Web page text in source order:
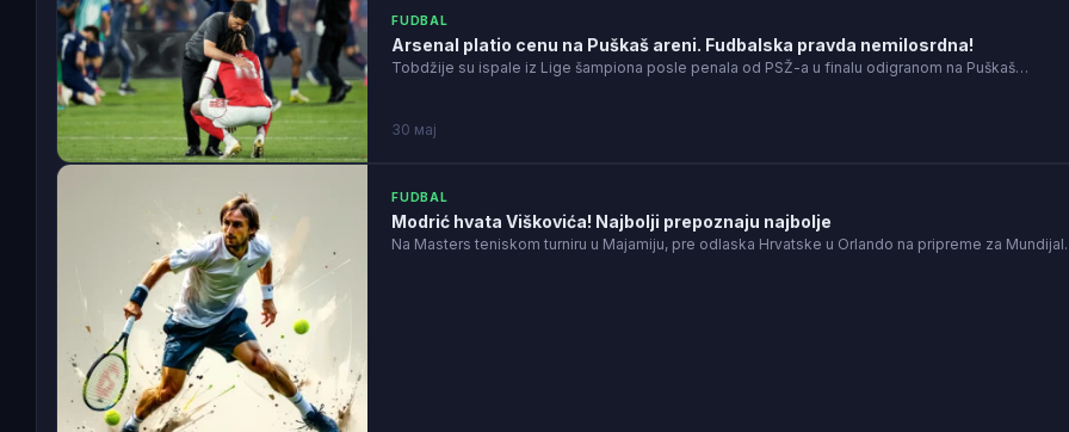
FUDBAL
Arsenal platio cenu na Puškaš areni. Fudbalska pravda nemilosrdna!
Tobdžije su ispale iz Lige šampiona posle penala od PSŽ-a u finalu odigranom na Puškaš…
30 мај
FUDBAL
Modrić hvata Viškovića! Najbolji prepoznaju najbolje
Na Masters teniskom turniru u Majamiju, pre odlaska Hrvatske u Orlando na pripreme za